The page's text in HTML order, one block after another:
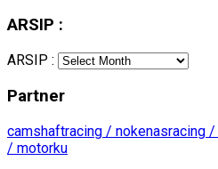
ARSIP :
ARSIP :
Partner
camshaftracing / nokenasracing /
/ motorku